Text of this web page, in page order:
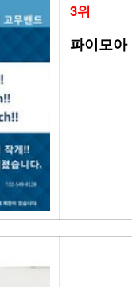
3위
파이모